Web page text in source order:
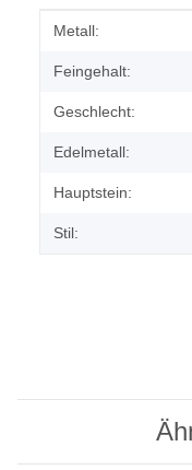
Wert
Metall:
Feingehalt:
Geschlecht:
Edelmetall:
Hauptstein:
Stil: